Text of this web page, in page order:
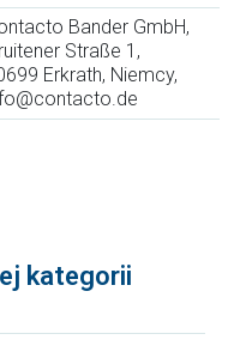
Bander GmbH,
Straße 1,
Erkrath, Niemcy,
kategorii